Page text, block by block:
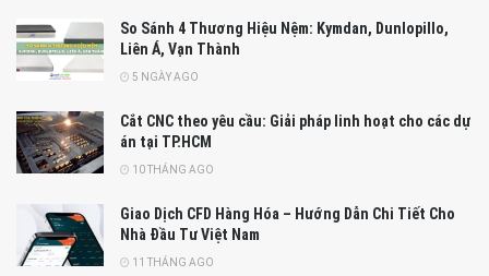
So Sánh 4 Thương Hiệu Nệm: Kymdan, Dunlopillo,
Liên Á, Vạn Thành
5 NGÀY AGO
Cắt CNC theo yêu cầu: Giải pháp linh hoạt cho các dự
án tại TP.HCM
10 THÁNG AGO
Giao Dịch CFD Hàng Hóa – Hướng Dẫn Chi Tiết Cho
Nhà Đầu Tư Việt Nam
11 THÁNG AGO